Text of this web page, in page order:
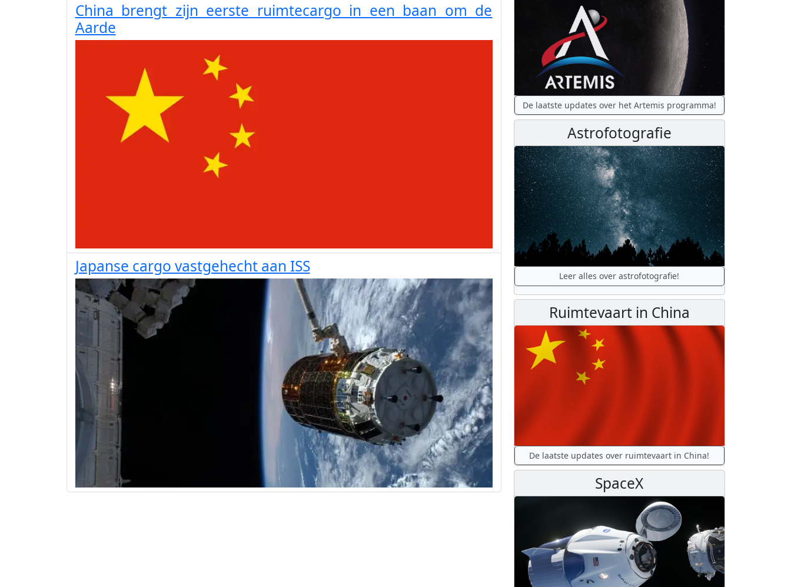
China brengt zijn eerste ruimtecargo in een baan om de
Aarde
Japanse cargo vastgehecht aan ISS
De laatste updates over het Artemis programma!
Astrofotografie
Leer alles over astrofotografie!
Ruimtevaart in China
De laatste updates over ruimtevaart in China!
SpaceX